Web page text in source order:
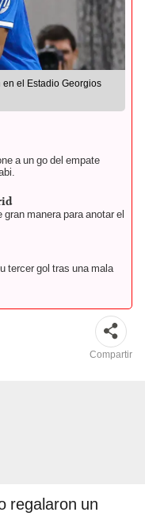
el Estadio Georgios
a un go del empate
gran manera para anotar el
tercer gol tras una mala
Compartir
regalaron un